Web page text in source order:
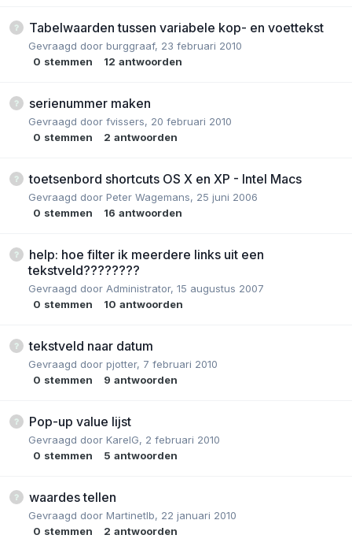
Tabelwaarden tussen variabele kop- en voettekst
Gevraagd door burggraaf, 23 februari 2010
0 stemmen 12 antwoorden
serienummer maken
Gevraagd door fvissers, 20 februari 2010
0 stemmen 2 antwoorden
toetsenbord shortcuts OS X en XP - Intel Macs
Gevraagd door Peter Wagemans, 25 juni 2006
0 stemmen 16 antwoorden
help: hoe filter ik meerdere links uit een
tekstveld????????
Gevraagd door Administrator, 15 augustus 2007
0 stemmen 10 antwoorden
tekstveld naar datum
Gevraagd door pjotter, 7 februari 2010
0 stemmen 9 antwoorden
Pop-up value lijst
Gevraagd door KarelG, 2 februari 2010
0 stemmen 5 antwoorden
waardes tellen
Gevraagd door Martinetlb, 22 januari 2010
0 stemmen 2 antwoorden